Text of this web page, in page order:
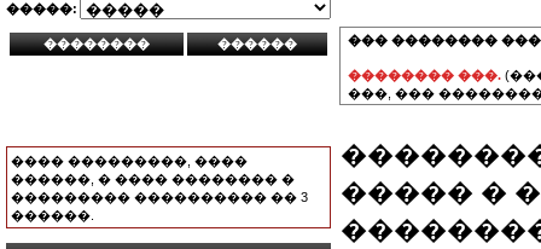
�����:
���� ���������, ����
������, � ���� �������� �
��������� ���������� �� 3
������.
��� ��������
�������� ���.
���, ���
����� �